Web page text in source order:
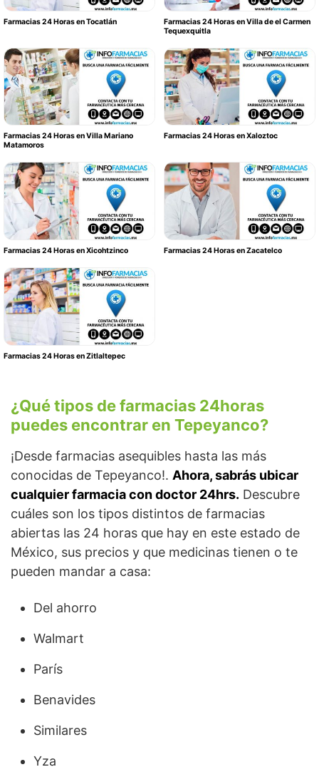
Farmacias 24 Horas en Tocatlán
Farmacias 24 Horas en Villa de el Carmen
Tequexquitla
Farmacias 24 Horas en Villa Mariano
Matamoros
Farmacias 24 Horas en Xaloztoc
Farmacias 24 Horas en Xicohtzinco Farmacias 24 Horas en Zacatelco
Farmacias 24 Horas en Zitlaltepec
¿Qué tipos de farmacias 24horas
puedes encontrar en Tepeyanco?
¡Desde farmacias asequibles hasta las más
conocidas de Tepeyanco!. Ahora, sabrás ubicar
cualquier farmacia con doctor 24hrs. Descubre
cuáles son los tipos distintos de farmacias
abiertas las 24 horas que hay en este estado de
México, sus precios y que medicinas tienen o te
pueden mandar a casa:
Del ahorro
Walmart
París
Benavides
Similares
Yza